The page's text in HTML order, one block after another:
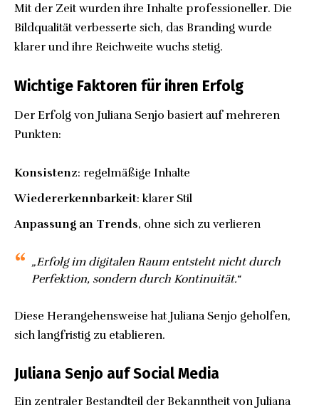
Mit der Zeit wurden ihre Inhalte professioneller. Die
Bildqualität verbesserte sich, das Branding wurde
klarer und ihre Reichweite wuchs stetig.
Wichtige Faktoren für ihren Erfolg
Der Erfolg von Juliana Senjo basiert auf mehreren
Punkten:
Konsistenz: regelmäßige Inhalte
Wiedererkennbarkeit: klarer Stil
Anpassung an Trends, ohne sich zu verlieren
„Erfolg im digitalen Raum entsteht nicht durch
Perfektion, sondern durch Kontinuität.“
Diese Herangehensweise hat Juliana Senjo geholfen,
sich langfristig zu etablieren.
Juliana Senjo auf Social Media
Ein zentraler Bestandteil der Bekanntheit von Juliana